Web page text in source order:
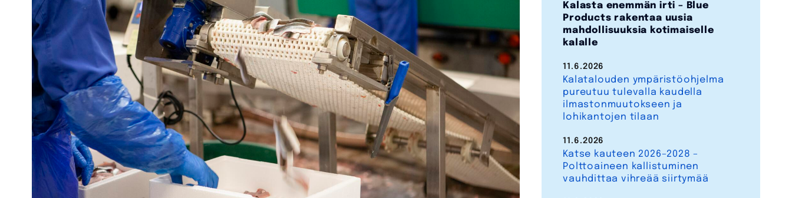
Kalasta enemmän irti – Blue
Products rakentaa uusia
mahdollisuuksia kotimaiselle
kalalle
Kalatalouden ympäristöohjelma
pureutuu tulevalla kaudella
ilmastonmuutokseen ja
lohikantojen tilaan
11.6.2026
Katse kauteen 2026–2028 –
Polttoaineen kallistuminen
vauhdittaa vihreää siirtymää
11.6.2026